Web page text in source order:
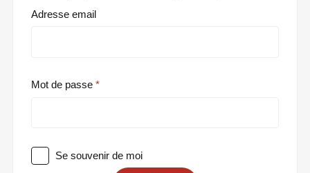
Adresse email
Mot de passe
Se souvenir de moi